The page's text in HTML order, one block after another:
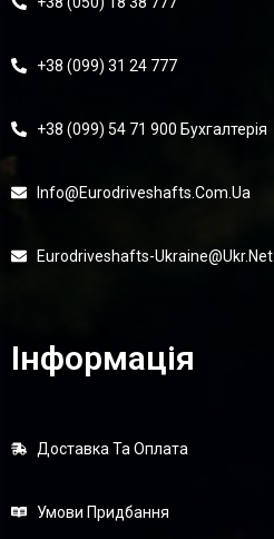
+38 (099) 31 24 777
+38 (099) 54 71 900 Бухгалтерія
Info@eurodriveshafts.com.ua
Eurodriveshafts-Ukraine@ukr.net
Інформація
Доставка Та Оплата
Умови Придбання